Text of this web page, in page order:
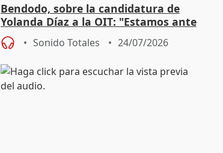
Bendodo, sobre la candidatura de
Yolanda Díaz a la OIT: "Estamos ante
un plan de evacuación"
Sonido Totales 24/07/2026